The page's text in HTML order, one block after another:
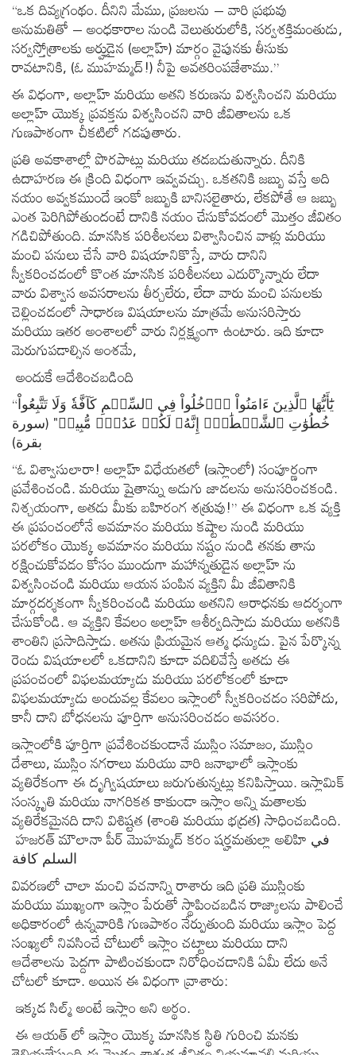
“ఒక దివ్యగ్రంథం. దీనిని మేము, ప్రజలను – వారి ప్రభువు
అనుమతితో – అంధకారాల నుండి వెలుతురులోకి, సర్వశక్తిమంతుడు,
సర్వస్తోత్రాలకు అర్హుడైన (అల్లాహ్) మార్గం వైపునకు తీసుకు
రావటానికి, (ఓ ముహమ్మద్!) నీపై అవతరింపజేశాము.”
ఈ విధంగా, అల్లాహ్ మరియు అతని కరుణను విశ్వసించని మరియు
అల్లాహ్ యొక్క ప్రవక్తను విశ్వసించని వారి జీవితాలను ఒక
గుణపాఠంగా చీకటిలో గడపుతారు.
ప్రతి అవకాశాల్లో పొరపాట్లు మరియు తడబడుతున్నారు. దీనికి
ఉదాహరణ ఈ క్రింది విధంగా ఇవ్వవచ్చు. ఒకతనికి జబ్బు వస్తే అది
నయం అవ్వకముందే ఇంకో జబ్బుకి బానిసలైతారు, లేకపోతే ఆ జబ్బు
ఎంత పెరిగిపోతుందంటే దానికి నయం చేసుకోవడంలో మొత్తం జీవితం
గడిచిపోతుంది. మానసిక పరిశీలనలు విశ్వాసించిన వాళ్లు మరియు
మంచి పనులు చేసే వారి విషయానికొస్తే, వారు దానిని
స్వీకరించడంలో కొంత మానసిక పరిశీలనలు ఎదుర్కొన్నారు లేదా
వారు విశ్వాస అవసరాలను తీర్చలేరు, లేదా వారు మంచి పనులకు
చెల్లించడంలో సాధారణ విషయాలను మాత్రమే అనుసరిస్తారు
మరియు ఇతర అంశాలలో వారు నిర్లక్ష్యంగా ఉంటారు. ఇది కూడా
మెరుగుపడాల్సిన అంశమే,
అందుకే ఆదేశించబడింది
“يَٰٓأَيُّهَا ٱلَّذِينَ ءَامَنُواْ ٱدۡخُلُواْ فِي ٱلسِّلۡمِ كَآفَّةٗ وَلَا تَتَّبِعُواْ
خُطُوَٰتِ ٱلشَّيۡطَٰنِۚ إِنَّهُۥ لَكُمۡ عَدُوّٞ مُّبِينٞ" (سورة
بقرة)
“ఓ విశ్వాసులారా! అల్లాహ్ విధేయతలో (ఇస్లాంలో) సంపూర్ణంగా
ప్రవేశించండి. మరియు షైతాన్ను అడుగు జాడలను అనుసరించకండి.
నిశ్చయంగా, అతడు మీకు బహిరంగ శత్రువు!” ఈ విధంగా ఒక వ్యక్తి
ఈ ప్రపంచంలోనే అవమానం మరియు కష్టాల నుండి మరియు
పరలోకం యొక్క అవమానం మరియు నష్టం నుండి తనకు తాను
రక్షించుకోవడం కోసం ముందుగా మహాన్నతుడైన అల్లాహ్ ను
విశ్వసించండి మరియు ఆయన పంపిన వ్యక్తిని మీ జీవితానికి
మార్గదర్శకంగా స్వీకరించండి మరియు అతనిని ఆరాధనకు ఆదర్శంగా
చేసుకోండి. ఆ వ్యక్తిని కేవలం అల్లాహ్ ఆశీర్వదిస్తాడు మరియు అతనికి
శాంతిని ప్రసాదిస్తాడు. అతను ప్రియమైన ఆత్మ ధన్యుడు. పైన పేర్కొన్న
రెండు విషయాలలో ఒకదానిని కూడా వదిలివేస్తే అతడు ఈ
ప్రపంచంలో విఫలమయ్యాడు మరియు పరలోకంలో కూడా
విఫలమయ్యాడు అందువల్ల కేవలం ఇస్లాంలో స్వీకరించడం సరిపోదు,
కానీ దాని బోధనలను పూర్తిగా అనుసరించడం అవసరం.
ఇస్లాంలోకి పూర్తిగా ప్రవేశించకుండానే ముస్లిం సమాజం, ముస్లిం
దేశాలు, ముస్లిం నగరాలు మరియు వారి జనాభాలో ఇస్లాంకు
వ్యతిరేకంగా ఈ దృగ్విషయాలు జరుగుతున్నట్లు కనిపిస్తాయి. ఇస్లామిక్
సంస్కృతి మరియు నాగరికత కాకుండా ఇస్లాం అన్ని మతాలకు
వ్యతిరేకమైనది దాని విశిష్టత (శాంతి మరియు భద్రత) సాధించబడింది.
హజరత్ మౌలానా పీర్ మొహమ్మద్ కరం షర్హమతుల్లా అలిహి في
السلم كافة
వివరణలో చాలా మంచి వచనాన్ని రాశారు ఇది ప్రతి ముస్లింకు
మరియు ముఖ్యంగా ఇస్లాం పేరుతో స్థాపించబడిన రాజ్యాలను పాలించే
అధికారంలో ఉన్నవారికి గుణపాఠం నేర్పుతుంది మరియు ఇస్లాం పెద్ద
సంఖ్యలో నివసించే చోటులో ఇస్లాం చట్టాలు మరియు దాని
ఆదేశాలను పెద్దగా పాటించకుండా నిరోధించడానికి ఏమీ లేదు అనే
చోటలో కూడా. అయిన ఈ విధంగా వ్రాశారు:
ఇక్కడ సిల్మ్ అంటే ఇస్లాం అని అర్థం.
ఈ ఆయత్ లో ఇస్లాం యొక్క మానసిక స్థితి గురించి మనకు